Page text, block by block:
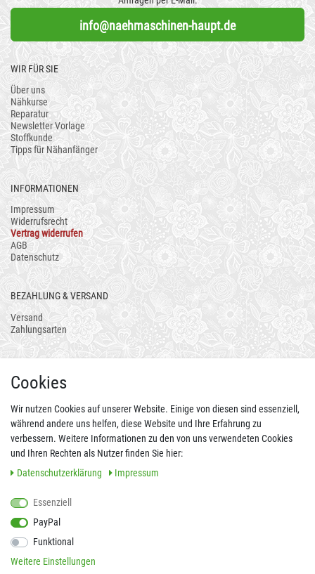
info@naehmaschinen-haupt.de
WIR FÜR SIE
Über uns
Nähkurse
Reparatur
Newsletter Vorlage
Stoffkunde
Tipps für Nähanfänger
INFORMATIONEN
Impressum
Widerrufsrecht
Vertrag widerrufen
AGB
Datenschutz
BEZAHLUNG & VERSAND
Versand
Zahlungsarten
FOLGEN SIE UNS AUCH AUF
Cookies
Wir nutzen Cookies auf unserer Website. Einige von diesen sind essenziell,
während andere uns helfen, diese Website und Ihre Erfahrung zu
verbessern. Weitere Informationen zu den von uns verwendeten Cookies
und Ihren Rechten als Nutzer finden Sie hier:
Daten­schutz­erklärung
Impressum
Essenziell
PayPal
Funktional
Weitere Einstellungen